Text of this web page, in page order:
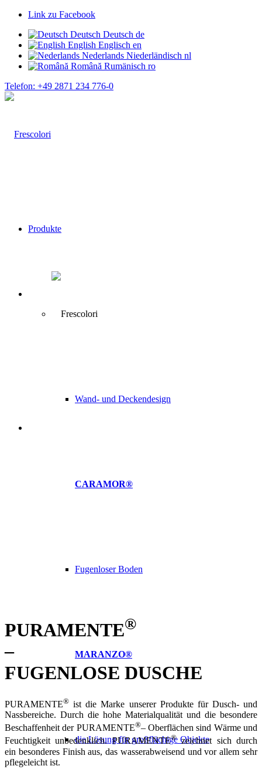
Link zu Facebook
Deutsch Deutsch de
English Englisch en
Nederlands Niederländisch nl
Română Rumänisch ro
Telefon: +49 2871 234 776-0
Produkte
Wand- und Deckendesign
CARAMOR®
Fugenloser Boden
MARANZO®
die Lösung für großflächige Objekte
PURAMENTE®
–
FUGENLOSE DUSCHE
PURAMENTE® ist die Marke unserer Produkte für Dusch- und
Nassbereiche. Durch die hohe Materialqualität und die besondere
Beschaffenheit der PURAMENTE®– Oberflächen sind Wärme und
Feuchtigkeit unbedenklich. PURAMENTE®zeichnet sich durch
ein besonderes Finish aus, das wasserabweisend und vor allem sehr
pflegeleicht ist.